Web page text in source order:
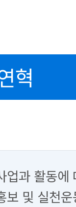
혁
과 활동에
보 및 실천